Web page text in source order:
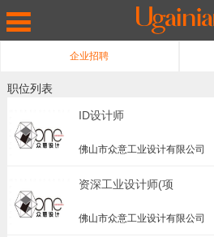
企业招聘
职位列表
ID设计师
佛山市众意工业设计有限公司
资深工业设计师(项
佛山市众意工业设计有限公司